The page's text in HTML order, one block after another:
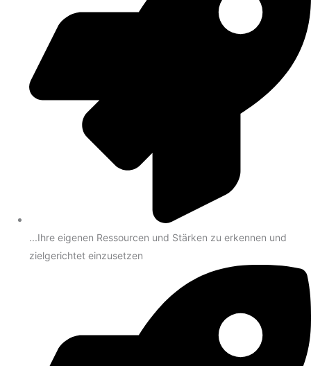
...Ihre eigenen Ressourcen und Stärken zu erkennen und
zielgerichtet einzusetzen